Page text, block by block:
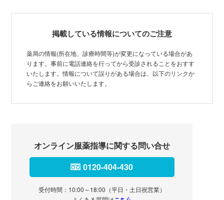
掲載している情報についてのご注意
薬局の情報(所在地、診療時間等)が変更になっている場合があ
ります。事前に電話連絡を行ってから受診されることをおすす
いたします。情報について誤りがある場合は、以下のリンクか
らご連絡をお願いいたします。
オンライン服薬指導に関する問い合せ
0120-404-430
受付時間：10:00～18:00（平日・土日祝営業）